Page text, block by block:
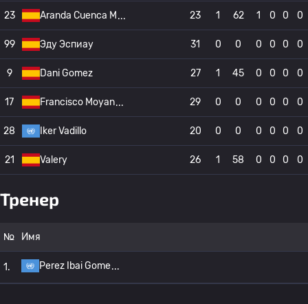
23 Aranda Cuenca M 23 1 62 1 0 0 0
99 Эду Эспиау 31 0 0 0 0 0 0
9 Dani Gomez 27 1 45 0 0 0 0
17 Francisco Moyan 29 0 0 0 0 0 0
28 Iker Vadillo 20 0 0 0 0 0 0
21 Valery 26 1 58 0 0 0 0
Тренер
№ Имя
1. Perez Ibai Gome